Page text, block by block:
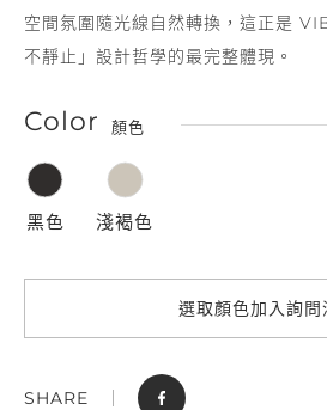
空間氛圍隨光線自然轉換，這正是
不靜止」設計哲學的最完整體現。
Color 顏色
黑色 淺褐色
選取顏色加入詢問
SHARE